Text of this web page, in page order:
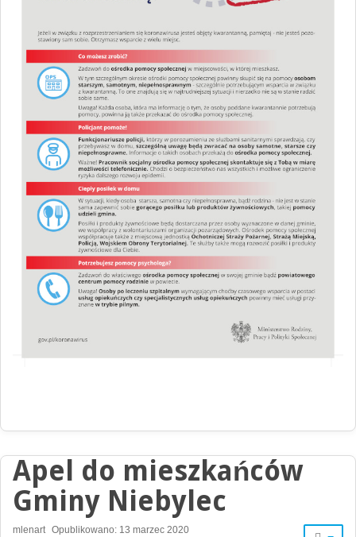
Apel do mieszkańców
Gminy Niebylec
mlenart Opublikowano: 13 marzec 2020